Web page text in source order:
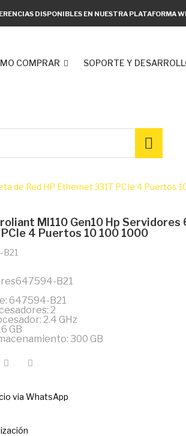
DISPONIBLES EN NUESTRA PLATAFORMA
COMPRAR SOPORTE Y
de Red HP Ethernet 331T PCIe 4 Puertos
Ml110 Gen10 Hp
4 Puertos 10 100 1000
B21
647594-B21
2
2.4 GHz
GB
300 GB
via WhatsApp